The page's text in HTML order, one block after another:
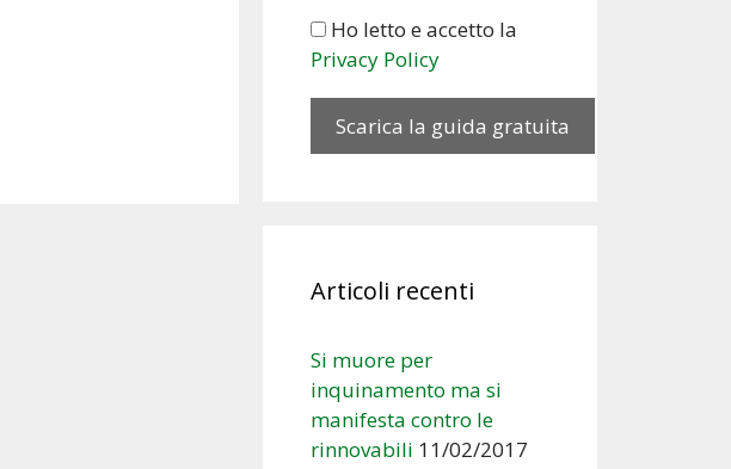
Ho letto e accetto la
Privacy Policy
Articoli recenti
Si muore per
inquinamento ma si
manifesta contro le
rinnovabili 11/02/2017